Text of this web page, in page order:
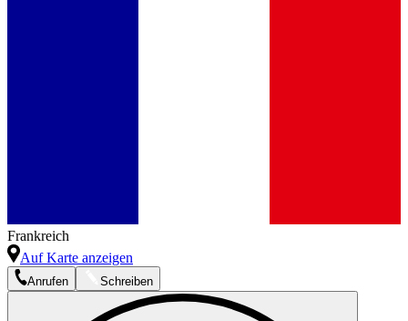
Frankreich
Auf Karte anzeigen
Anrufen Schreiben